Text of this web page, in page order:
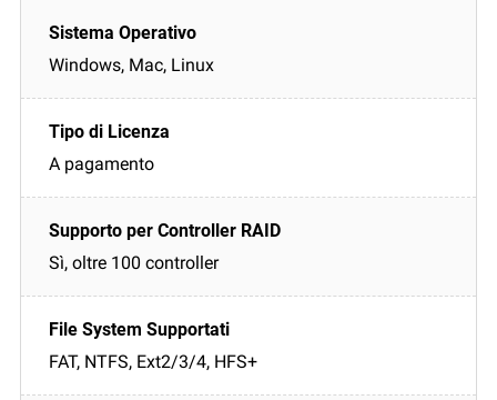
Windows, Mac, Linux
A pagamento
Sì, oltre 100 controller
FAT, NTFS, Ext2/3/4, HFS+